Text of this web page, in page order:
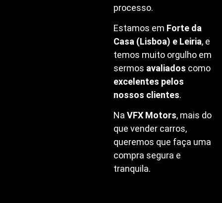
processo.
Estamos em Forte da
Casa (Lisboa) e Leiria, e
temos muito orgulho em
sermos avaliados como
excelentes pelos
nossos clientes.
NaVFX Motors, mais do
que vender carros,
queremos que faça uma
compra segura e
tranquila.